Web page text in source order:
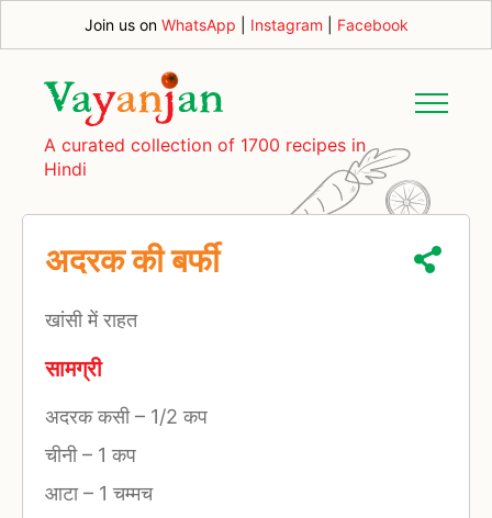
Join us on WhatsApp Instagram Facebook
A curated collection of 1700 recipes in
Hindi
अदरक की बर्फी
खांसी में राहत
सामग्री
अदरक कसी– 1/2 कप
चीनी– 1 कप
आटा– 1 चम्मच